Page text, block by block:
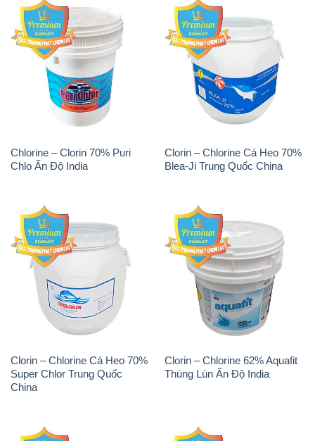
Chlorine – Clorin 70% Puri
Chlo Ấn Độ India
Clorin – Chlorine Cá Heo 70%
Blea-Ji Trung Quốc China
Clorin – Chlorine Cá Heo 70%
Super Chlor Trung Quốc
China
Clorin – Chlorine 62% Aquafit
Thùng Lùn Ấn Độ India